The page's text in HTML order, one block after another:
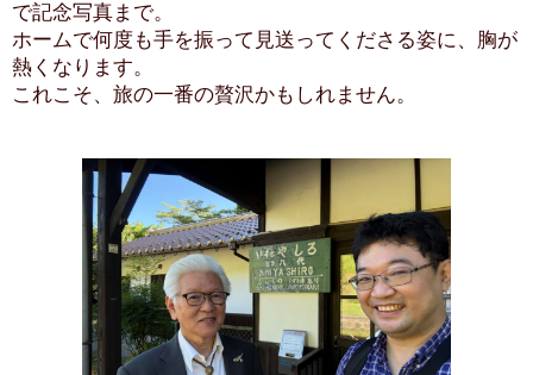
で記念写真まで。
ホームで何度も手を振って見送ってくださる姿に、胸が
熱くなります。
これこそ、旅の一番の贅沢かもしれません。